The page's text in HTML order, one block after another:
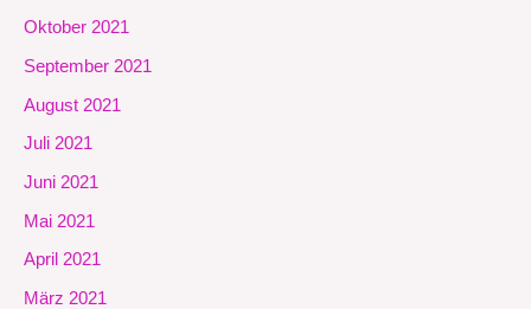
Oktober 2021
September 2021
August 2021
Juli 2021
Juni 2021
Mai 2021
April 2021
März 2021